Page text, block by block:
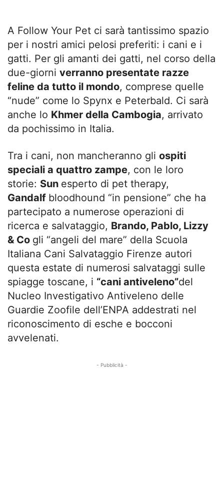
A Follow Your Pet ci sarà tantissimo spazio
per i nostri amici pelosi preferiti: i cani e i
gatti. Per gli amanti dei gatti, nel corso della
due-giorni verranno presentate razze
feline da tutto il mondo, comprese quelle
“nude” come lo Spynx e Peterbald. Ci sarà
anche lo Khmer della Cambogia, arrivato
da pochissimo in Italia.
Tra i cani, non mancheranno gli ospiti
speciali a quattro zampe, con le loro
storie: Sun esperto di pet therapy,
Gandalf bloodhound “in pensione” che ha
partecipato a numerose operazioni di
ricerca e salvataggio, Brando, Pablo, Lizzy
& Co gli “angeli del mare” della Scuola
Italiana Cani Salvataggio Firenze autori
questa estate di numerosi salvataggi sulle
spiagge toscane, i “cani antiveleno”del
Nucleo Investigativo Antiveleno delle
Guardie Zoofile dell’ENPA addestrati nel
riconoscimento di esche e bocconi
avvelenati.
- Pubblicità -